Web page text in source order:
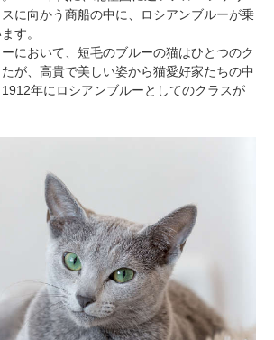
に向かう商船の中に、ロシアンブルーが乗
す。
において、短毛のブルーの猫はひとつのク
が、高貴で美しい姿から猫愛好家たちの中
年にロシアンブルーとしてのクラスが